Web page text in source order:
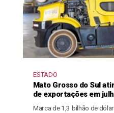
ESTADO
Mato Grosso do Sul
de exportações em
Marca de 1,3 bilhão de